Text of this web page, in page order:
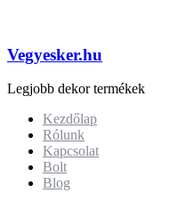
Vegyesker.hu
Legjobb dekor termékek
Kezdőlap
Rólunk
Kapcsolat
Bolt
Blog